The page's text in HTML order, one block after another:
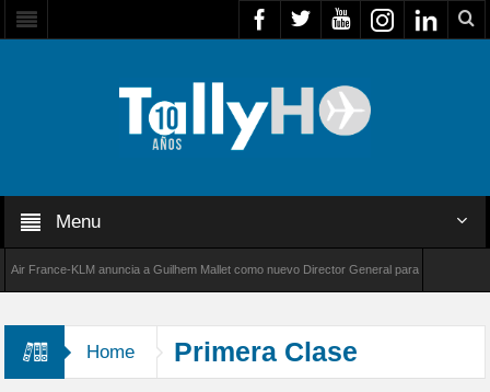
Menu
KLM anuncia a Guilhem Mallet como nuevo Director General para América Latina
Home Primera Clase